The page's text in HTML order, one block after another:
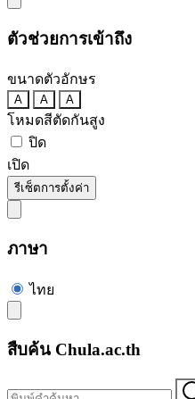
ตัวช่วยการเข้าถึง
ขนาดตัวอักษร
A A A
โหมดสีตัดกันสูง
ปิด
เปิด
รีเซ็ตการตั้งค่า
ภาษา
ไทย
สืบค้น Chula.ac.th